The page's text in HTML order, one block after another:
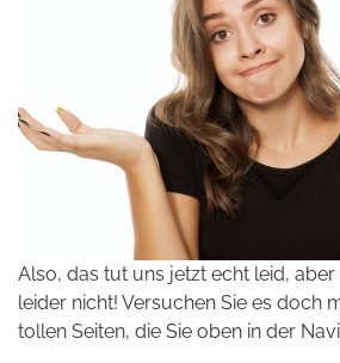
Also, das tut uns jetzt echt leid, aber
leider nicht! Versuchen Sie es doch
tollen Seiten, die Sie oben in der